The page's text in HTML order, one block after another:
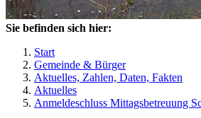
Sie befinden sich hier:
Start
Gemeinde & Bürger
Aktuelles, Zahlen, Daten, Fakten
Aktuelles
Anmeldeschluss Mittagsbetreuung